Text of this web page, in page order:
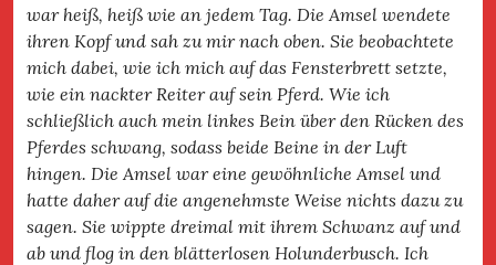
war heiß, heiß wie an jedem Tag. Die Amsel wendete
ihren Kopf und sah zu mir nach oben. Sie beobachtete
mich dabei, wie ich mich auf das Fensterbrett setzte,
wie ein nackter Reiter auf sein Pferd. Wie ich
schließlich auch mein linkes Bein über den Rücken des
Pferdes schwang, sodass beide Beine in der Luft
hingen. Die Amsel war eine gewöhnliche Amsel und
hatte daher auf die angenehmste Weise nichts dazu zu
sagen. Sie wippte dreimal mit ihrem Schwanz auf und
ab und flog in den blätterlosen Holunderbusch. Ich